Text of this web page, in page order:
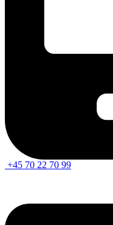
+45 70 22 70 99